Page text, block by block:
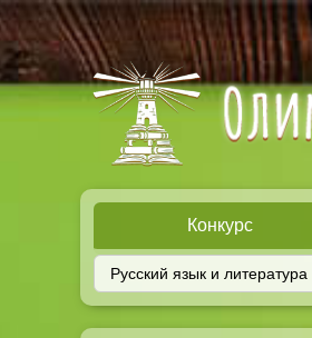
Конкурс